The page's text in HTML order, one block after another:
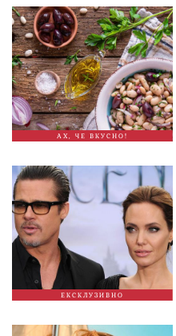
АХ, ЧЕ ВКУСНО!
ЕКСКЛУЗИВНО